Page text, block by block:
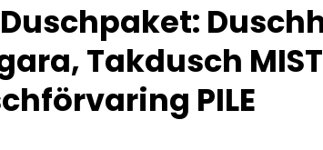
Duschpaket:
Takdusch
PILE